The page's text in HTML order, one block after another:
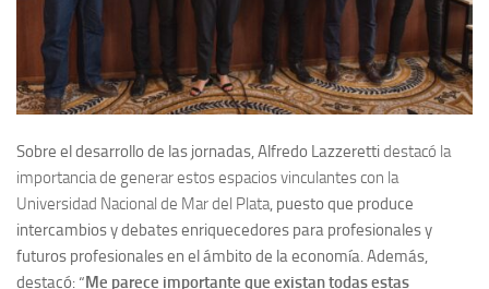
Sobre el desarrollo de las jornadas, Alfredo Lazzerettidestacó la
importancia de generar estos espacios vinculantes con la
Universidad Nacional de Mar del Plata, puesto que produce
intercambios y debates enriquecedores para profesionales y
futuros profesionales en el ámbito de la economía. Además,
destacó: “Me parece importante que existan todas estas